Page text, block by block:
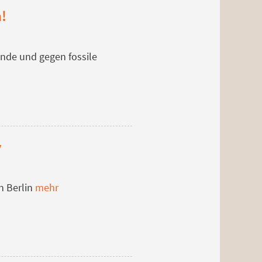
und gegen fossile
Berlin mehr